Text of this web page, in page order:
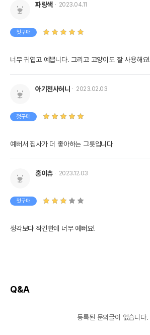
파랑색 2023.04.11
첫구매
너무 귀엽고 예쁩니다. 그리고 고양이도 잘 사용해요!
아기천사혀니 2023.02.03
첫구매
예뻐서 집사가 더 좋아하는 그릇입니다
홍이츄 2023.12.03
첫구매
생각보다 작긴한데 너무 예뻐요!
Q&A
등록된 문의글이 없습니다.